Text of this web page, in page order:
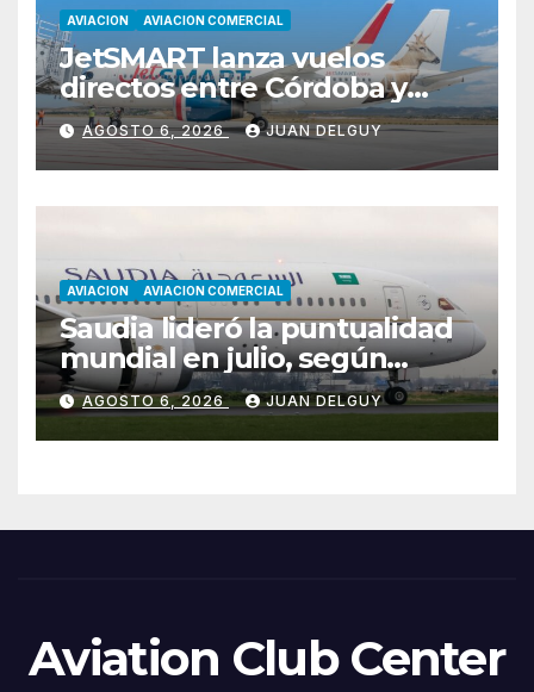
AVIACION AVIACION COMERCIAL
JetSMART lanza vuelos
directos entre Córdoba y
Florianópolis
AGOSTO 6, 2026 JUAN DELGUY
AVIACION AVIACION COMERCIAL
Saudia lideró la puntualidad
mundial en julio, según
Cirium
AGOSTO 6, 2026 JUAN DELGUY
Aviation Club Center